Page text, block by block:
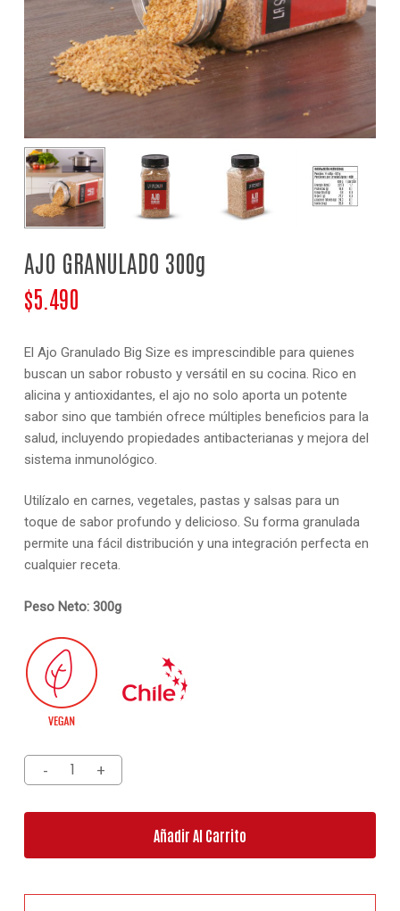
AJO GRANULADO 300g
$5.490
El Ajo Granulado Big Size es imprescindible para quienes
buscan un sabor robusto y versátil en su cocina. Rico en
alicina y antioxidantes, el ajo no solo aporta un potente
sabor sino que también ofrece múltiples beneficios para la
salud, incluyendo propiedades antibacterianas y mejora del
sistema inmunológico.
Utilízalo en carnes, vegetales, pastas y salsas para un
toque de sabor profundo y delicioso. Su forma granulada
permite una fácil distribución y una integración perfecta en
cualquier receta.
Peso Neto: 300g
Añadir Al Carrito
NOMBRE*